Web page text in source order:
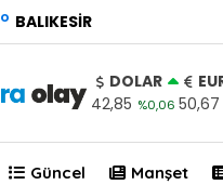
° BALIKESIR
DOLAR
42,85 %0,06 50,67
Güncel Manşet